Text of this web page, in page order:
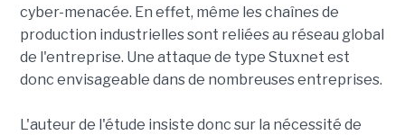
cyber-menacée. En effet, même les chaînes de
production industrielles sont reliées au réseau global
de l'entreprise. Une attaque de type Stuxnet est
donc envisageable dans de nombreuses entreprises.
L'auteur de l'étude insiste donc sur la nécessité de